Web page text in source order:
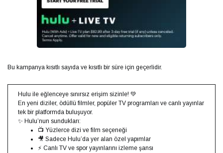
Bu kampanya kısıtlı sayıda ve kısıtlı bir süre için geçerlidir.
Hulu ile eğlenceye sınırsız erişim sizinle! 💚
En yeni diziler, ödüllü filmler, popüler TV programları ve canlı yayınlar
tek bir platformda buluşuyor.
✨ Hulu’nun sundukları:
📺 Yüzlerce dizi ve film seçeneği
🎥 Sadece Hulu’da yer alan özel yapımlar
⚡ Canlı TV ve spor yayınlarını izleme şansı